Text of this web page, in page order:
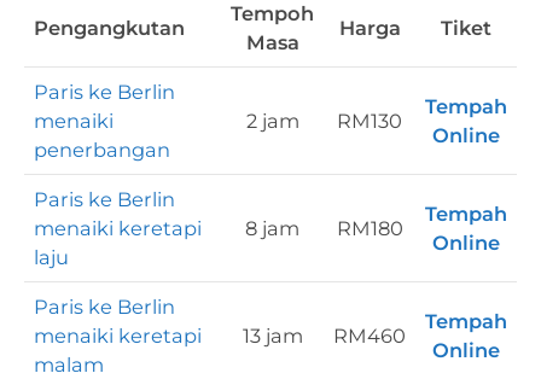
Pengangkutan
Tempoh
Masa
Harga Tiket
Paris ke Berlin
menaiki
penerbangan
2 jam RM130
Tempah
Online
Paris ke Berlin
menaiki keretapi
laju
8 jam RM180
Tempah
Online
Paris ke Berlin
menaiki keretapi
malam
13 jam RM460
Tempah
Online